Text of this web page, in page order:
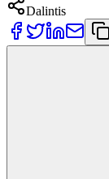
Dalintis